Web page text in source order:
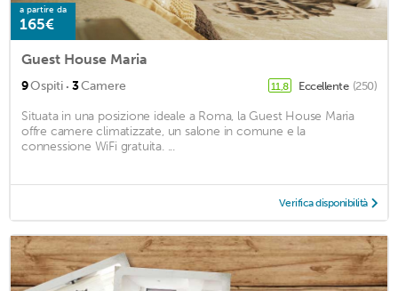
a partire da
165€
Guest House Maria
9Ospiti · 3Camere 11,8 Eccellente (250)
Situata in una posizione ideale a Roma, la Guest House Maria
offre camere climatizzate, un salone in comune e la
connessione WiFi gratuita. ...
Verifica disponibilità